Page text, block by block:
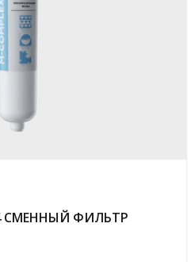
4 СМЕННЫЙ ФИЛЬТР